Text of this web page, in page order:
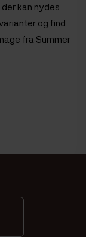
kan nydes
og find
fra Summer